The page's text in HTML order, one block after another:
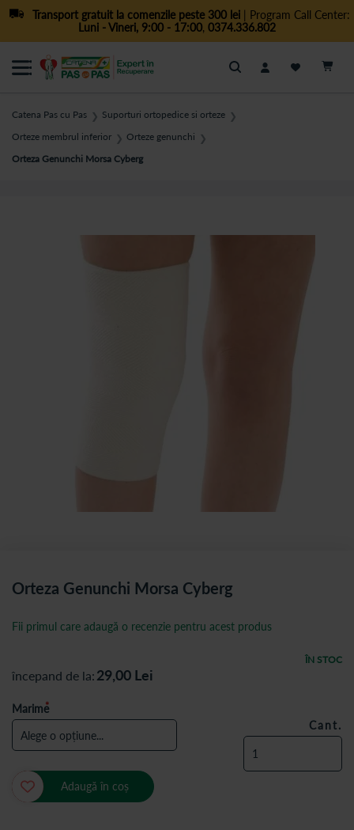
Transport gratuit la comenzile peste 300 lei| Program Call Center:
Luni - Vineri, 9:00 - 17:00, 0374.336.802
Cautare
Catena Pas cu Pas ❯ Suporturi ortopedice si orteze ❯
Orteze membrul inferior ❯ Orteze genunchi ❯
Orteza Genunchi Morsa Cyberg
Orteza Genunchi Morsa Cyberg
ÎN STOC
Fii primul care adaugă o recenzie pentru acest produs
începand de la 29,00 Lei
Marime
Cant.
Adaugă în coș